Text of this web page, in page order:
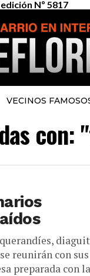
Nº 5817
VECINOS
con:
reunirán con sus
preparada con